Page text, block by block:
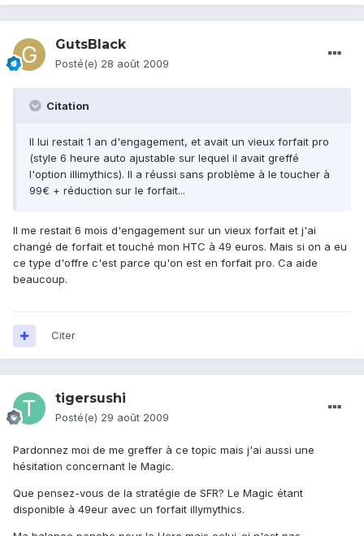
GutsBlack
Posté(e) 28 août 2009
Citation
Il lui restait 1 an d'engagement, et avait un vieux forfait pro
(style 6 heure auto ajustable sur lequel il avait greffé
l'option illimythics). Il a réussi sans problème à le toucher à
99€ + réduction sur le forfait...
Il me restait 6 mois d'engagement sur un vieux forfait et j'ai
changé de forfait et touché mon HTC à 49 euros. Mais si on a eu
ce type d'offre c'est parce qu'on est en forfait pro. Ca aide
beaucoup.
Citer
tigersushi
Posté(e) 29 août 2009
Pardonnez moi de me greffer à ce topic mais j'ai aussi une
hésitation concernant le Magic.
Que pensez-vous de la stratégie de SFR? Le Magic étant
disponible à 49eur avec un forfait illymythics.